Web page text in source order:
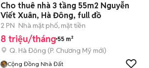
Cho thuê nhà 3 tầng 55m2 Nguyễn
Viết Xuân, Hà Đông, full đồ
2 PN Nhà mặt phố, mặt tiền
8 triệu/tháng 55 m²
Q. Hà Đông (P. Chương Mỹ mới)
Cộng Đồng Nhà Đất